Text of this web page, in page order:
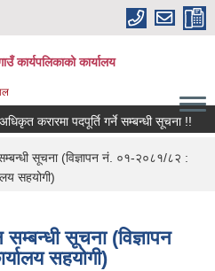
कार्यपलिकाको कार्यालय
करारमा पदपूर्ति गर्ने सम्बन्धी सूचना !!
सूचना (विज्ञापन नं. ०१-२०८१/८२ :
सहयोगी)
सूचना (विज्ञापन
सहयोगी)